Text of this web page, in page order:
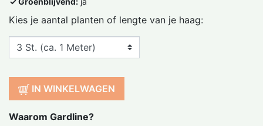
Kies je aantal planten of lengte van je haag:
IN WINKELWAGEN
Waarom Gardline?